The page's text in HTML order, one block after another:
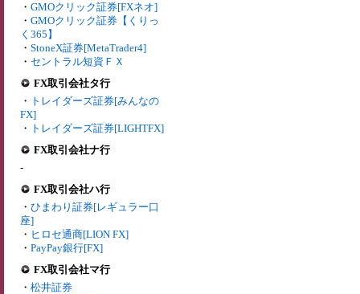
・ GMOクリック証券[FXネオ]
・ GMOクリック証券【くりっ
く365】
・ StoneX証券[MetaTrader4]
・ セントラル短資ＦＸ
FX取引会社タ行
・ トレイダーズ証券[みんなの
FX]
・ トレイダーズ証券[LIGHTFX]
FX取引会社ナ行
-
FX取引会社ハ行
・ ひまわり証券[レギュラー口
座]
・ ヒロセ通商[LION FX]
・ PayPay銀行[FX]
FX取引会社マ行
・ 松井証券